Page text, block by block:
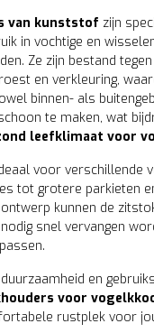
van kunststof zijn
in vochtige en
Ze zijn bestand tegen
en verkleuring,
binnen- als
te maken, wat
leefklimaat voor
voor verschillende
tot grotere parkieten
kunnen de
snel vervangen
en
voor
rustplek voor